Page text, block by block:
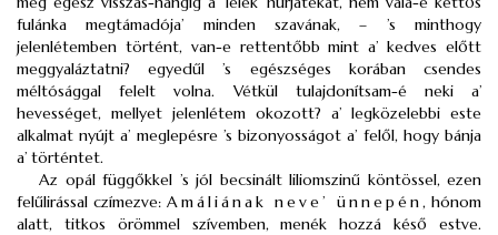
fulánka megtámadója’ minden szavának, – ’s minthogy
jelenlétemben történt, van-e rettentőbb mint a’ kedves előtt
meggyaláztatni? egyedűl ’s egészséges korában csendes
méltósággal felelt volna. Vétkül tulajdonítsam-é neki a’
hevességet, mellyet jelenlétem okozott? a’ legközelebbi este
alkalmat nyújt a’ meglepésre ’s bizonyosságot a’ felől, hogy bánja
a’ történtet.
Az opál függőkkel ’s jól becsinált liliomszinű köntössel, ezen
felűlirással czímezve: Amáliának neve’ ünnepén, hónom
alatt, titkos örömmel szívemben, menék hozzá késő estve.